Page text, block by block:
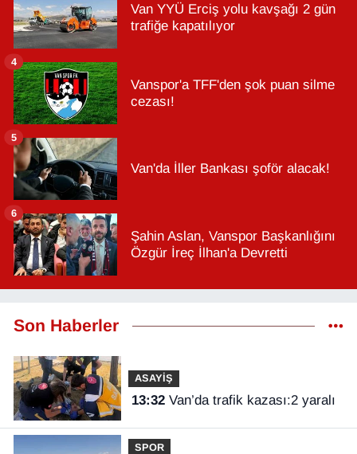
Van YYÜ Erciş yolu kavşağı 2 gün
trafiğe kapatılıyor
Vanspor'a TFF'den şok puan silme
cezası!
4
Van'da İller Bankası şoför alacak!
5
Şahin Aslan, Vanspor Başkanlığını
Özgür İreç İlhan'a Devretti
6
Son Haberler
ASAYİŞ
13:32 Van’da trafik kazası:2 yaralı
SPOR